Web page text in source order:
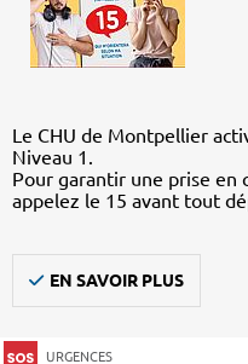
Le CHU de Montpellier
Niveau 1.
Pour garantir une prise en
appelez le 15 avant tout
EN SAVOIR PLUS
URGENCES